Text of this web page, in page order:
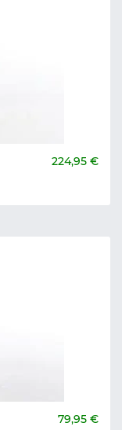
224,95 €
79,95 €